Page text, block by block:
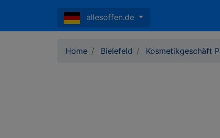
allesoffen.de
Home Bielefeld Kosmetikgeschäft